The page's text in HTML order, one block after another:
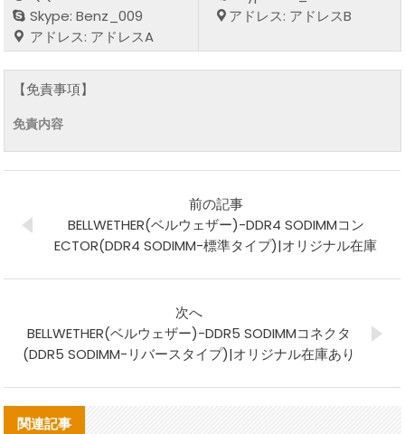
Skype: Benz_009
アドレス: アドレスA
アドレス: アドレスB
【免責事項】
免責内容
前の記事
BELLWETHER(ベルウェザー)-DDR4 SODIMMコン
ECTOR(DDR4 SODIMM-標準タイプ)|オリジナル在庫
次へ
BELLWETHER(ベルウェザー)-DDR5 SODIMMコネクタ
(DDR5 SODIMM-リバースタイプ)|オリジナル在庫あり
関連記事